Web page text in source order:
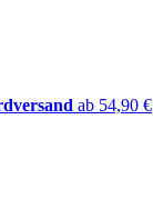
ab 54,90 €